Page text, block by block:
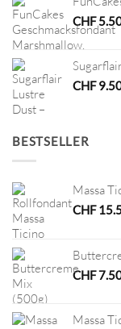
CHF
CHF
BESTSELLER
Massa
CHF
CHF
Massa